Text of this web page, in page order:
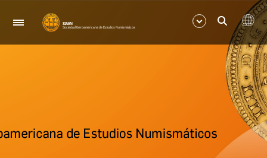
Navegación